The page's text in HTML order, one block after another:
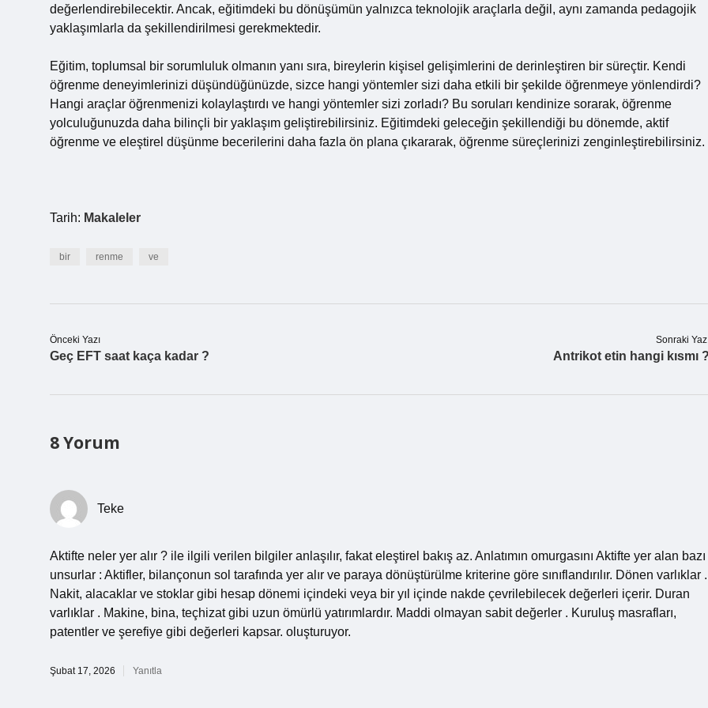
değerlendirebilecektir. Ancak, eğitimdeki bu dönüşümün yalnızca teknolojik araçlarla değil, aynı zamanda pedagojik
yaklaşımlarla da şekillendirilmesi gerekmektedir.
Eğitim, toplumsal bir sorumluluk olmanın yanı sıra, bireylerin kişisel gelişimlerini de derinleştiren bir süreçtir. Kendi
öğrenme deneyimlerinizi düşündüğünüzde, sizce hangi yöntemler sizi daha etkili bir şekilde öğrenmeye yönlendirdi?
Hangi araçlar öğrenmenizi kolaylaştırdı ve hangi yöntemler sizi zorladı? Bu soruları kendinize sorarak, öğrenme
yolculuğunuzda daha bilinçli bir yaklaşım geliştirebilirsiniz. Eğitimdeki geleceğin şekillendiği bu dönemde, aktif
öğrenme ve eleştirel düşünme becerilerini daha fazla ön plana çıkararak, öğrenme süreçlerinizi zenginleştirebilirsiniz.
Tarih: Makaleler
bir renme ve
Önceki Yazı
Geç EFT saat kaça kadar ?
Sonraki
Antrikot etin hangi kısmı
8 Yorum
Teke
Aktifte neler yer alır ? ile ilgili verilen bilgiler anlaşılır, fakat eleştirel bakış az. Anlatımın omurgasını Aktifte yer alan bazı
unsurlar : Aktifler, bilançonun sol tarafında yer alır ve paraya dönüştürülme kriterine göre sınıflandırılır. Dönen varlıklar .
Nakit, alacaklar ve stoklar gibi hesap dönemi içindeki veya bir yıl içinde nakde çevrilebilecek değerleri içerir. Duran
varlıklar . Makine, bina, teçhizat gibi uzun ömürlü yatırımlardır. Maddi olmayan sabit değerler . Kuruluş masrafları,
patentler ve şerefiye gibi değerleri kapsar. oluşturuyor.
Şubat 17, 2026 Yanıtla